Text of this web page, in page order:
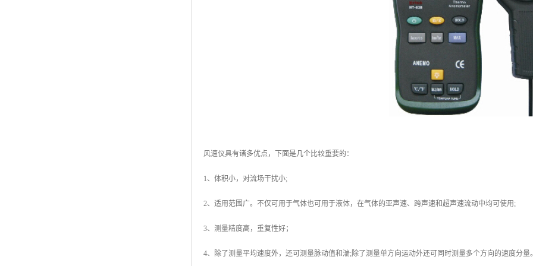
风速仪具有诸多优点，下面是几个比较重要的：
1、体积小，对流场干扰小;
2、适用范围广。不仅可用于气体也可用于液体，在气体的亚声速、跨声速和超声速流动中均可使用;
3、测量精度高，重复性好；
4、除了测量平均速度外，还可测量脉动值和湍;除了测量单方向运动外还可同时测量多个方向的速度分量